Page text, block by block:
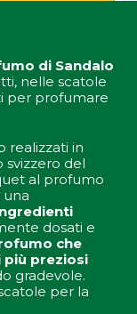
di Sandalo
nelle scatole
per profumare
realizzati in
svizzero del
al profumo
dosati e
che
più preziosi
gradevole.
per la